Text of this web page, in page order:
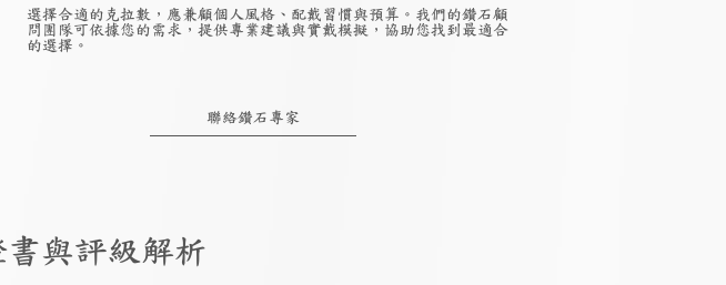
選擇合適的克拉數，應兼顧個人風格、配戴習慣與預算。我們的鑽石顧
問團隊可依據您的需求，提供專業建議與實戴模擬，協助您找到最適合
的選擇。
聯絡鑽石專家
與評級解析